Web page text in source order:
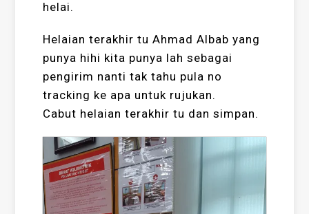
helai.
Helaian terakhir tu Ahmad Albab yang
punya hihi kita punya lah sebagai
pengirim nanti tak tahu pula no
tracking ke apa untuk rujukan.
Cabut helaian terakhir tu dan simpan.